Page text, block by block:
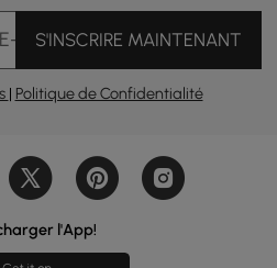
mail
S'INSCRIRE MAINTENANT
| Politique de Confidentialité
l'App!